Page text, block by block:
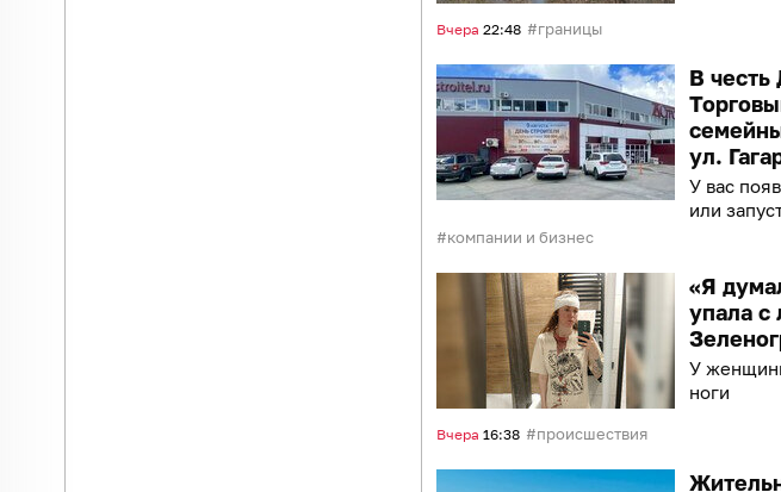
Вчера 22:48 границы
В честь
ул.
У вас
или
компании и бизнес
«Я
упала с
У
ноги
Вчера 16:38 происшествия